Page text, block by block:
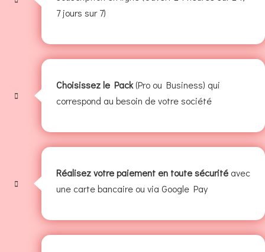
7 jours sur 7)
Choisissez le Pack(Pro ou Business) qui
correspond au besoin de votre société
Réalisez votre paiement en toute sécurité avec
une carte bancaire ou via Google Pay